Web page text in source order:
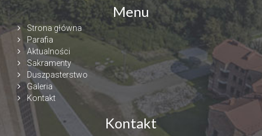
Menu
Strona główna
Parafia
Aktualności
Sakramenty
Duszpasterstwo
Galeria
Kontakt
Kontakt